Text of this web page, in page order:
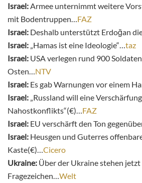
Israel: Armee unternimmt weitere
mit Bodentruppen… FAZ
Israel: Deshalb unterstützt Erdoğan die
Israel: „Hamas ist eine Ideologie“… taz
Israel: USA verlegen rund 900
Osten… NTV
Israel: Es gab Warnungen vor einem
Israel: „Russland will eine
Nahostkonflikts“(€)… FAZ
Israel: EU verschärft den Ton
Israel: Heusgen und Guterres
Kaste(€)… Cicero
Ukraine: Über der Ukraine stehen
Fragezeichen… Welt